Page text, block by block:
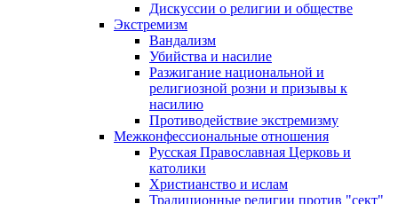
Дискуссии о религии и обществе
Экстремизм
Вандализм
Убийства и насилие
Разжигание национальной и
религиозной розни и призывы к
насилию
Противодействие экстремизму
Межконфессиональные отношения
Русская Православная Церковь и
католики
Христианство и ислам
Традиционные религии против "сект"